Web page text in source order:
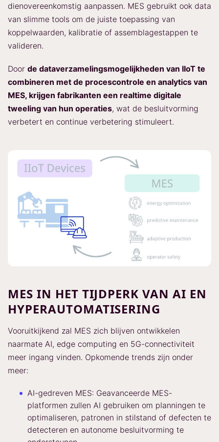
dienovereenkomstig aanpassen. MES gebruikt ook data
van slimme tools om de juiste toepassing van
koppelwaarden, kalibratie of assemblagestappen te
valideren.
Door de dataverzamelingsmogelijkheden van IIoT te
combineren met de procescontrole en analytics van
MES, krijgen fabrikanten een realtime digitale
tweeling van hun operaties, wat de besluitvorming
verbetert en continue verbetering stimuleert.
MES IN HET TIJDPERK VAN AI EN
HYPERAUTOMATISERING
Vooruitkijkend zal MES zich blijven ontwikkelen
naarmate AI, edge computing en 5G-connectiviteit
meer ingang vinden. Opkomende trends zijn onder
meer:
AI-gedreven MES: Geavanceerde MES-
platformen zullen AI gebruiken om planningen te
optimaliseren, patronen in stilstand of defecten te
detecteren en autonome besluitvorming te